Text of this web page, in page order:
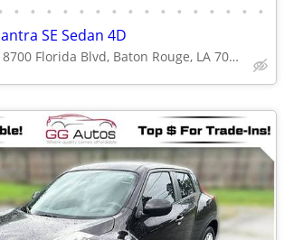
• • • • • • • • • • • • • • • •
SE Sedan 4D
8700 Florida Blvd, Baton Rouge, LA 70815